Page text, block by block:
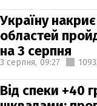
Україну
областей
на 3 серпня
3 серпня, 09:27
Від спеки +40